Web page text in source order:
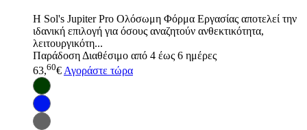
Η Sol's Jupiter Pro Ολόσωμη Φόρμα Εργασίας αποτελεί την
ιδανική επιλογή για όσους αναζητούν ανθεκτικότητα,
λειτουργικότη...
Παράδοση Διαθέσιμο από 4 έως 6 ημέρες
63,60€Αγοράστε τώρα